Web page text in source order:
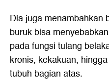
Dia juga menambahkan
buruk bisa
pada fungsi tulang
kronis, kekakuan,
tubuh bagian atas.